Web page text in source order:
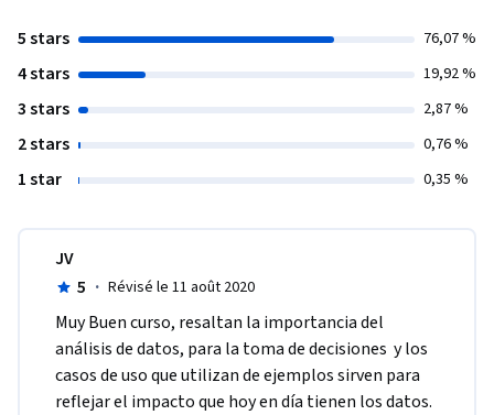
5 stars 76,07 %
4 stars 19,92 %
3 stars 2,87 %
2 stars 0,76 %
1 star 0,35 %
JV
5 · Révisé le 11 août 2020
Muy Buen curso, resaltan la importancia del
análisis de datos, para la toma de decisiones  y los
casos de uso que utilizan de ejemplos sirven para
reflejar el impacto que hoy en día tienen los datos.